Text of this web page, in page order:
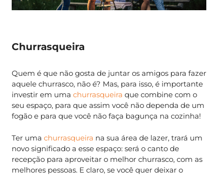
Churrasqueira
Quem é que não gosta de juntar os amigos para fazer
aquele churrasco, não é? Mas, para isso, é importante
investir em uma churrasqueira que combine com o
seu espaço, para que assim você não dependa de um
fogão e para que você não faça bagunça na cozinha!
Ter uma churrasqueira na sua área de lazer, trará um
novo significado a esse espaço: será o canto de
recepção para aproveitar o melhor churrasco, com as
melhores pessoas. E claro, se você quer deixar o